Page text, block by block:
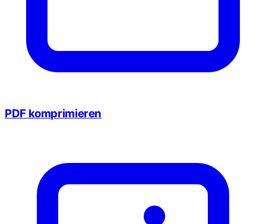
PDF komprimieren